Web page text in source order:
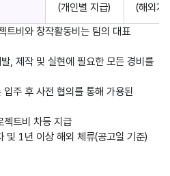
(개인별 지급)
(해외거
비와 창작활동비는 팀의 대표
, 제작 및 실현에 필요한 모든 경비를
주 후 사전 협의를 통해 가용된
트비 차등 지급
및 1년 이상 해외 체류(공고일 기준)